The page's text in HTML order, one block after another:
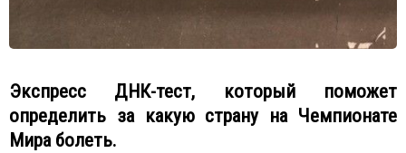
Экспресс ДНК-тест, который поможет
определить за какую страну на Чемпионате
Мира болеть.